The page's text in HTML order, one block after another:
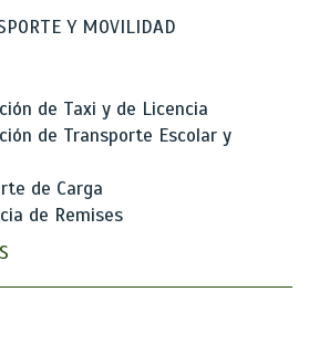
Y MOVILIDAD
de Taxi y de Licencia
de Transporte Escolar y
de Carga
de Remises